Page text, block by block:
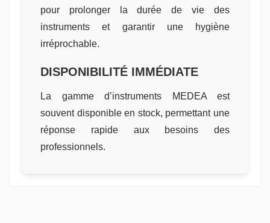
pour prolonger la durée de vie des
instruments et garantir une hygiène
irréprochable.
DISPONIBILITÉ IMMÉDIATE
La gamme d’instruments MEDEA est
souvent disponible en stock, permettant une
réponse rapide aux besoins des
professionnels.